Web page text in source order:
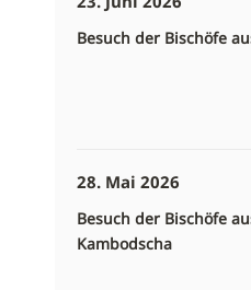
Besuch der Bischöfe
28. Mai 2026
Besuch der Bischöfe
Kambodscha